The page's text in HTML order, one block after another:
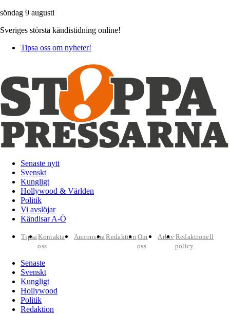
söndag 9 augusti
Sveriges största kändistidning online!
Tipsa oss om nyheter!
Senaste nytt
Svenskt
Kungligt
Hollywood & Världen
Politik
Vi avslöjar
Kändisar A-Ö
TipsaKontakta
oss
AnnonseraRedaktion Om
oss
Arkiv Redaktionell
policy
Senaste
Svenskt
Kungligt
Hollywood
Politik
Redaktion